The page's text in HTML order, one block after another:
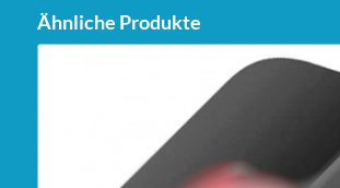
Ähnliche Produkte